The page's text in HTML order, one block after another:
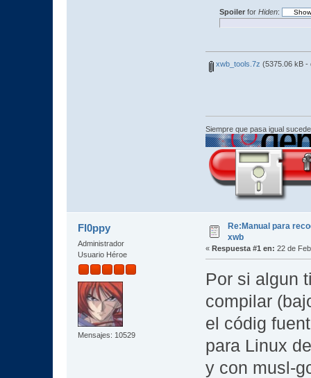
Spoilerfor Hiden:
xwb_tools.7z (5375.06 kB -
Siempre que pasa igual
Fl0ppy
Administrador
Usuario Héroe
Mensajes: 10529
Re:Manual para
xwb
« Respuesta #1 en: 22 de
Por si algun
compilar
el códig
para Linux
y con musl-